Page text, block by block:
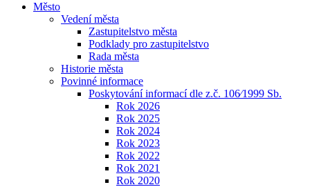
Město
Vedení města
Zastupitelstvo města
Podklady pro zastupitelstvo
Rada města
Historie města
Povinné informace
Poskytování informací dle z.č. 106⁄1999 Sb.
Rok 2026
Rok 2025
Rok 2024
Rok 2023
Rok 2022
Rok 2021
Rok 2020